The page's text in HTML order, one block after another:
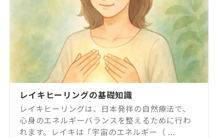
レイキヒーリングの基礎知識
レイキヒーリングは、日本発祥の自然療法で、
心身のエネルギーバランスを整えるために行わ
れます。レイキは「宇宙のエネルギー（ ...